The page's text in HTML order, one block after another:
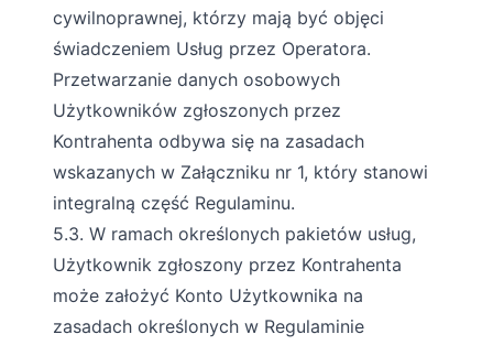
cywilnoprawnej, którzy mają być objęci
świadczeniem Usług przez Operatora.
Przetwarzanie danych osobowych
Użytkowników zgłoszonych przez
Kontrahenta odbywa się na zasadach
wskazanych w Załączniku nr 1, który stanowi
integralną część Regulaminu.
5.3. W ramach określonych pakietów usług,
Użytkownik zgłoszony przez Kontrahenta
może założyć Konto Użytkownika na
zasadach określonych w Regulaminie